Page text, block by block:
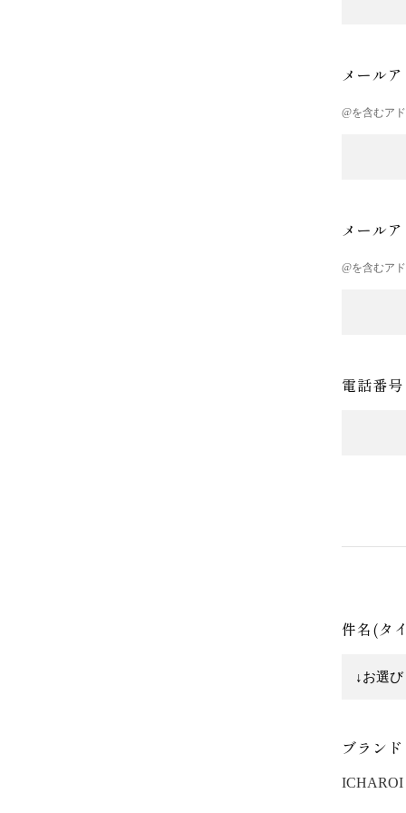
メール
@を含むア
メール
@を含むア
電話番
件名(タ
ブランド
ICHAROI